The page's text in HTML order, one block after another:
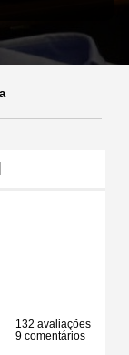
132 avaliações
9 comentários